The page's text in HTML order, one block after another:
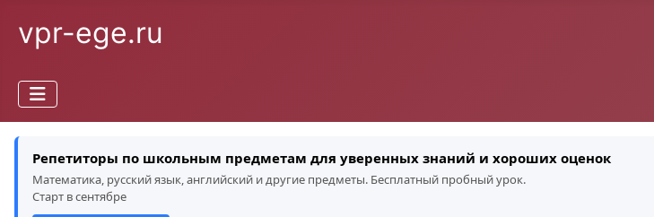
vpr-ege.ru
Репетиторы по школьным предметам для уверенных знаний и хороших оценок
Математика, русский язык, английский и другие предметы. Бесплатный пробный урок.
Старт в сентябре